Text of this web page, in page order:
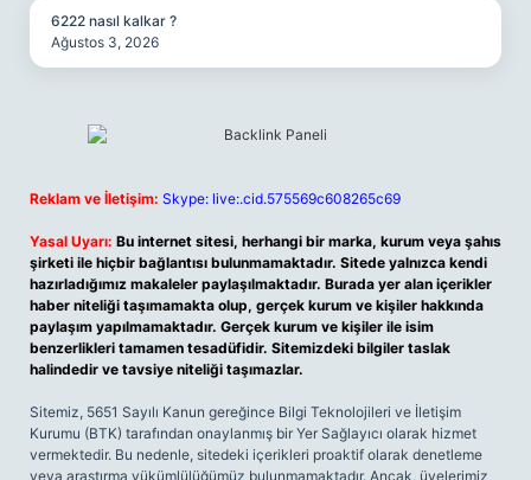
6222 nasıl kalkar ?
Ağustos 3, 2026
Reklam ve İletişim: Skype: live:.cid.575569c608265c69
Yasal Uyarı: Bu internet sitesi, herhangi bir marka, kurum veya şahıs
şirketi ile hiçbir bağlantısı bulunmamaktadır. Sitede yalnızca kendi
hazırladığımız makaleler paylaşılmaktadır. Burada yer alan içerikler
haber niteliği taşımamakta olup, gerçek kurum ve kişiler hakkında
paylaşım yapılmamaktadır. Gerçek kurum ve kişiler ile isim
benzerlikleri tamamen tesadüfidir. Sitemizdeki bilgiler taslak
halindedir ve tavsiye niteliği taşımazlar.
Sitemiz, 5651 Sayılı Kanun gereğince Bilgi Teknolojileri ve İletişim
Kurumu (BTK) tarafından onaylanmış bir Yer Sağlayıcı olarak hizmet
vermektedir. Bu nedenle, sitedeki içerikleri proaktif olarak denetleme
veya araştırma yükümlülüğümüz bulunmamaktadır. Ancak, üyelerimiz